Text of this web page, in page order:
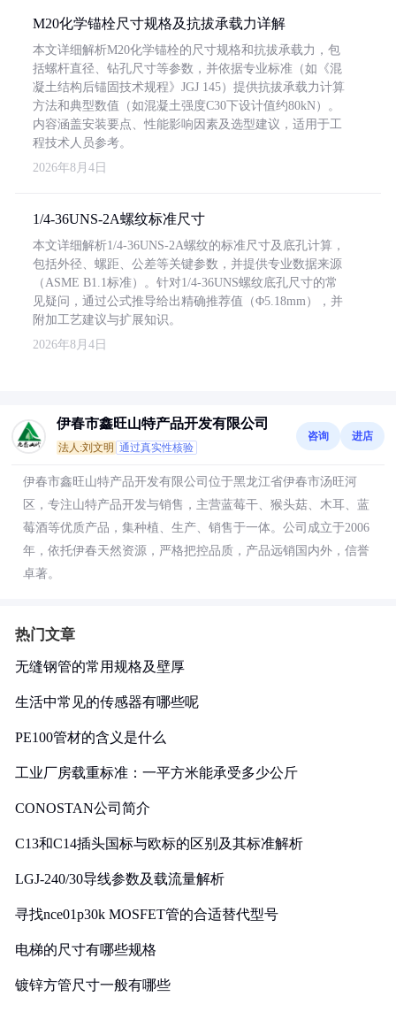
M20化学锚栓尺寸规格及抗拔承载力详解
本文详细解析M20化学锚栓的尺寸规格和抗拔承载力，包
括螺杆直径、钻孔尺寸等参数，并依据专业标准（如《混
凝土结构后锚固技术规程》JGJ 145）提供抗拔承载力计算
方法和典型数值（如混凝土强度C30下设计值约80kN）。
内容涵盖安装要点、性能影响因素及选型建议，适用于工
程技术人员参考。
2026年8月4日
1/4-36UNS-2A螺纹标准尺寸
本文详细解析1/4-36UNS-2A螺纹的标准尺寸及底孔计算，
包括外径、螺距、公差等关键参数，并提供专业数据来源
（ASME B1.1标准）。针对1/4-36UNS螺纹底孔尺寸的常
见疑问，通过公式推导给出精确推荐值（Φ5.18mm），并
附加工艺建议与扩展知识。
2026年8月4日
伊春市鑫旺山特产品开发有限公司
法人:刘文明 通过真实性核验
咨询 进店
伊春市鑫旺山特产品开发有限公司位于黑龙江省伊春市汤旺河
区，专注山特产品开发与销售，主营蓝莓干、猴头菇、木耳、蓝
莓酒等优质产品，集种植、生产、销售于一体。公司成立于2006
年，依托伊春天然资源，严格把控品质，产品远销国内外，信誉
卓著。
热门文章
无缝钢管的常用规格及壁厚
生活中常见的传感器有哪些呢
PE100管材的含义是什么
工业厂房载重标准：一平方米能承受多少公斤
CONOSTAN公司简介
C13和C14插头国标与欧标的区别及其标准解析
LGJ-240/30导线参数及载流量解析
寻找nce01p30k MOSFET管的合适替代型号
电梯的尺寸有哪些规格
镀锌方管尺寸一般有哪些